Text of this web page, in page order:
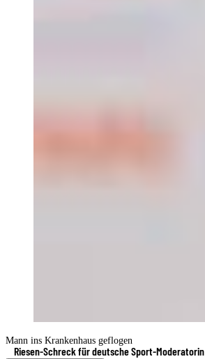
Mann ins Krankenhaus geflogen
Riesen-Schreck für deutsche Sport-Moderatorin